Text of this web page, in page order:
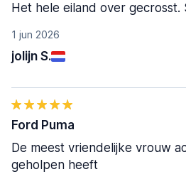
1 jun 2026
jolijn S.
Het hele eiland over gecrosst.
Ford Puma
De meest vriendelijke vrouw
geholpen heeft